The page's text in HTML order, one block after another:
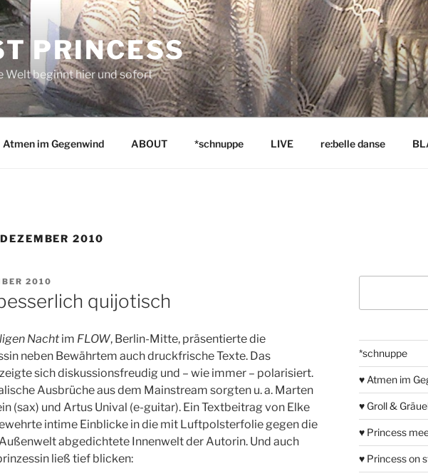
PRINCESS
Welt beginnt hier und sofort
Atmen im Gegenwind ABOUT *schnuppe LIVE re:belle danse
DEZEMBER 2010
2010
quijotisch
Nacht im FLOW, Berlin-Mitte, präsentierte die
neben Bewährtem auch druckfrische Texte. Das
sich diskussionsfreudig und – wie immer – polarisiert.
Ausbrüche aus dem Mainstream sorgten u. a. Marten
(sax) und Artus Unival (e-guitar). Ein Textbeitrag von Elke
intime Einblicke in die mit Luftpolsterfolie gegen die
abgedichtete Innenwelt der Autorin. Und auch
ließ tief blicken:
*schnuppe
♥ Atmen im
♥ Groll &
♥ Princess
♥ Princess on